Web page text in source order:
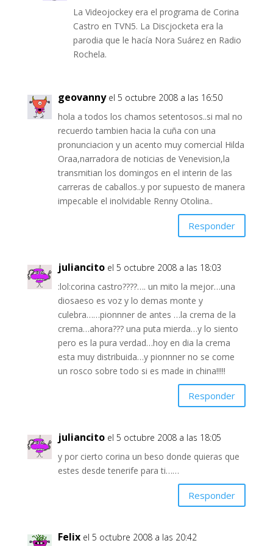
La Videojockey era el programa de Corina
Castro en TVN5. La Discjocketa era la
parodia que le hacía Nora Suárez en Radio
Rochela.
geovanny el 5 octubre 2008 a las 16:50
hola a todos los chamos setentosos..si mal no
recuerdo tambien hacia la cuña con una
pronunciacion y un acento muy comercial Hilda
Oraa,narradora de noticias de Venevision,la
transmitian los domingos en el interin de las
carreras de caballos..y por supuesto de manera
impecable el inolvidable Renny Otolina..
Responder
juliancito el 5 octubre 2008 a las 18:03
:lol:corina castro????…. un mito la mejor…una
diosaeso es voz y lo demas monte y
culebra……pionnner de antes …la crema de la
crema…ahora??? una puta mierda…y lo siento
pero es la pura verdad…hoy en dia la crema
esta muy distribuida…y pionnner no se come
un rosco sobre todo si es made in china!!!!!
Responder
juliancito el 5 octubre 2008 a las 18:05
y por cierto corina un beso donde quieras que
estes desde tenerife para ti……
Responder
Felix el 5 octubre 2008 a las 20:42